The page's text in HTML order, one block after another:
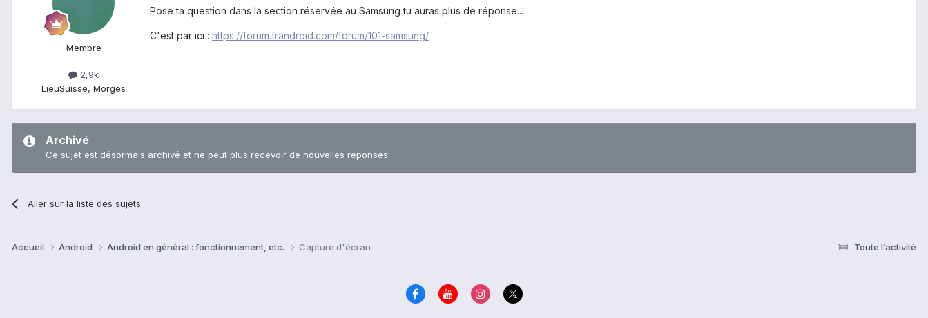
Membre
2,9k
LieuSuisse, Morges
Pose ta question dans la section réservée au Samsung tu auras plus de réponse...
C'est par ici : https://forum.frandroid.com/forum/101-samsung/
Archivé
Ce sujet est désormais archivé et ne peut plus recevoir de nouvelles réponses.
Aller sur la liste des sujets
Toute l’activité
Accueil Android Android en général : fonctionnement, etc. Capture d'écran